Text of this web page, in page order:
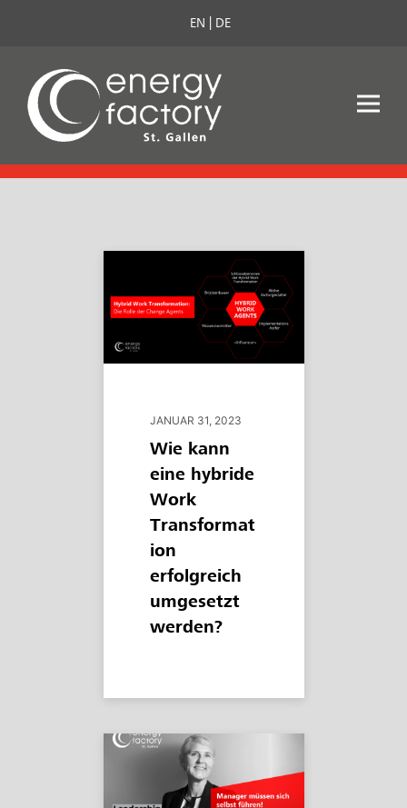
EN DE
JANUAR 31, 2023
Wie kann
eine hybride
Work
Transformat
ion
erfolgreich
umgesetzt
werden?